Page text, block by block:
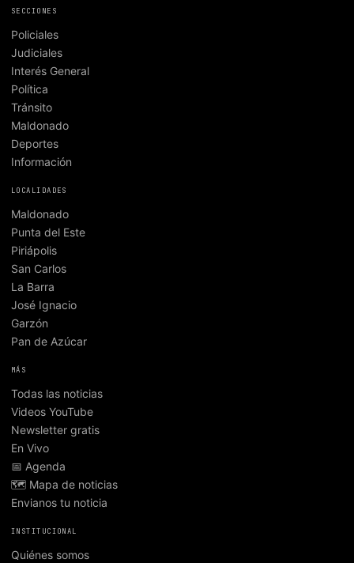
SECCIONES
Policiales
Judiciales
Interés General
Política
Tránsito
Maldonado
Deportes
Información
LOCALIDADES
Maldonado
Punta del Este
Piriápolis
San Carlos
La Barra
José Ignacio
Garzón
Pan de Azúcar
MÁS
Todas las noticias
Videos YouTube
Newsletter gratis
En Vivo
📅 Agenda
🗺️ Mapa de noticias
Envianos tu noticia
INSTITUCIONAL
Quiénes somos